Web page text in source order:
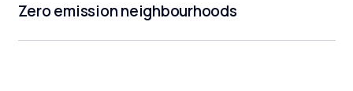
Zero emission neighbourhoods